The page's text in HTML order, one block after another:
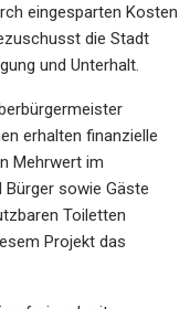
eingesparten Kosten
die Stadt
und Unterhalt.
erhalten finanzielle
Mehrwert im
sowie Gäste
Toiletten
Projekt das